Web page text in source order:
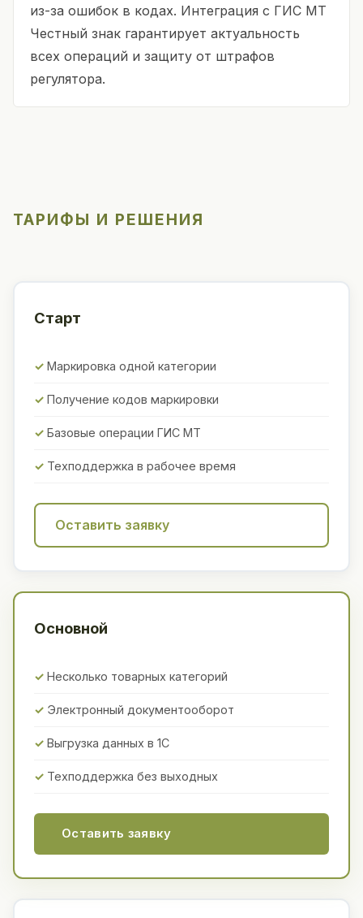
из-за ошибок в кодах. Интеграция с ГИС МТ
Честный знак гарантирует актуальность
всех операций и защиту от штрафов
регулятора.
ТАРИФЫ И РЕШЕНИЯ
Старт
Маркировка одной категории
Получение кодов маркировки
Базовые операции ГИС МТ
Техподдержка в рабочее время
Оставить заявку
Основной
Несколько товарных категорий
Электронный документооборот
Выгрузка данных в 1С
Техподдержка без выходных
Оставить заявку